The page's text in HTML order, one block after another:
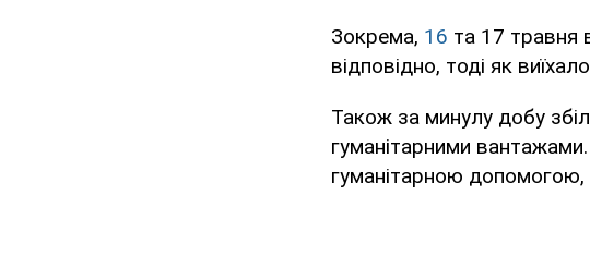
Зокрема, 16 та 17 травня
відповідно, тоді як
Також за минулу добу
гуманітарними
гуманітарною